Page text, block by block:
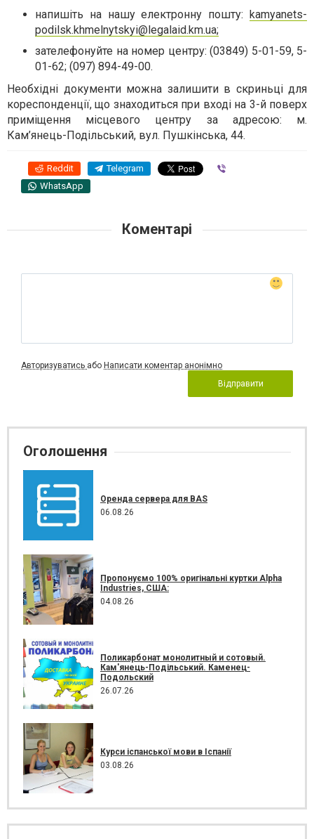
напишіть на нашу електронну пошту: kamyanets-
podilsk.khmelnytskyi@legalaid.km.ua;
зателефонуйте на номер центру: (03849) 5-01-59, 5-
01-62; (097) 894-49-00.
Необхідні документи можна залишити в скриньці для
кореспонденції, що знаходиться при вході на 3-й поверх
приміщення місцевого центру за адресою: м.
Кам’янець-Подільський, вул. Пушкінська, 44.
Reddit Telegram
WhatsApp
Коментарі
Авторизуватись або Написати коментар анонімно
Відправити
Оголошення
Оренда сервера для BAS
06.08.26
Пропонуємо 100% оригінальні куртки Alpha
Industries, США:
04.08.26
Поликарбонат монолитный и сотовый.
Кам'янець-Подільський. Каменец-
Подольский
26.07.26
Курси іспанської мови в Іспанії
03.08.26